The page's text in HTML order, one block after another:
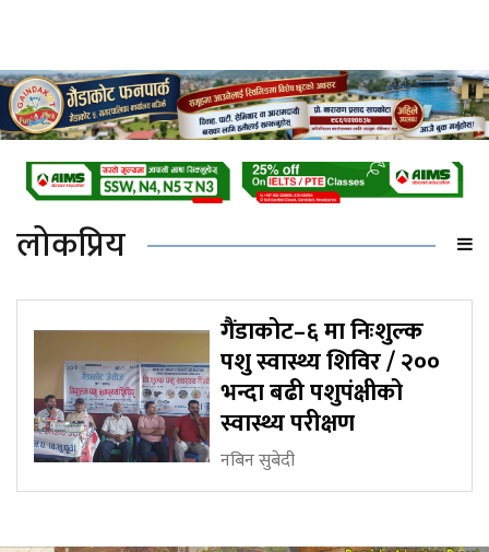
लोकप्रिय
गैंडाकोट–६ मा निःशुल्क
पशु स्वास्थ्य शिविर / २००
भन्दा बढी पशुपंक्षीको
स्वास्थ्य परीक्षण
नबिन सुबेदी